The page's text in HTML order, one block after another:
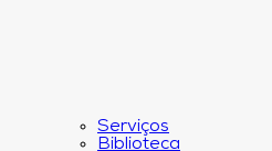
Serviços
Biblioteca